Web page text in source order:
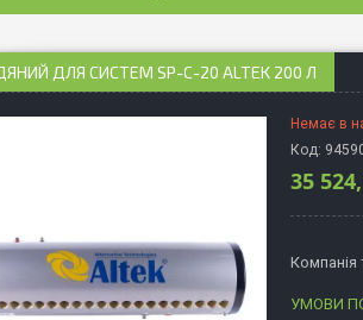
ДЛЯ СИСТЕМ SP-С-20 ALTEK 200 Л
Немає в
Код:
35